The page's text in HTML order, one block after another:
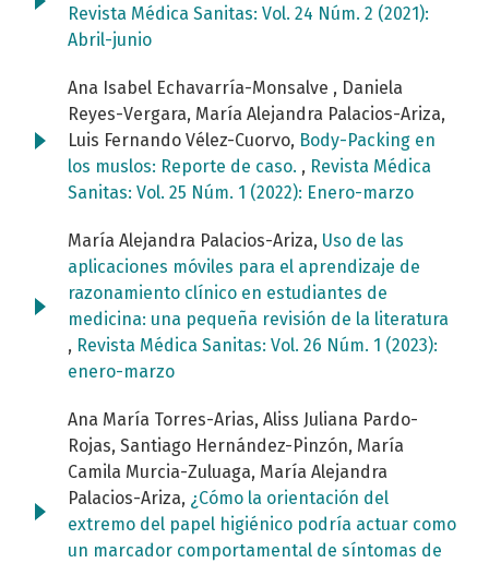
Revista Médica Sanitas: Vol. 24 Núm. 2 (2021):
Abril-junio
Ana Isabel Echavarría-Monsalve , Daniela
Reyes-Vergara, María Alejandra Palacios-Ariza,
Luis Fernando Vélez-Cuorvo, Body-Packing en
los muslos: Reporte de caso. , Revista Médica
Sanitas: Vol. 25 Núm. 1 (2022): Enero-marzo
María Alejandra Palacios-Ariza, Uso de las
aplicaciones móviles para el aprendizaje de
razonamiento clínico en estudiantes de
medicina: una pequeña revisión de la literatura
, Revista Médica Sanitas: Vol. 26 Núm. 1 (2023):
enero-marzo
Ana María Torres-Arias, Aliss Juliana Pardo-
Rojas, Santiago Hernández-Pinzón, María
Camila Murcia-Zuluaga, María Alejandra
Palacios-Ariza, ¿Cómo la orientación del
extremo del papel higiénico podría actuar como
un marcador comportamental de síntomas de